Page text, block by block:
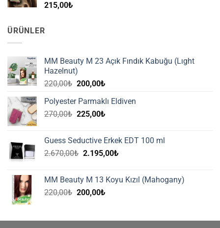
215,00₺
ÜRÜNLER
MM Beauty M 23 Açık Fındık Kabuğu (Lıght
Hazelnut)
220,00₺ Orijinal
220,00₺.
200,00₺Şu
fiyat:
200,00₺.
Polyester Parmaklı Eldiven
270,00₺ Orijinal
225,00₺Şu
225,00₺.
Guess Seductive Erkek EDT 100 ml
2.670,00₺ Orijinal
2.195,00₺Şu
2.195,00₺.
MM Beauty M 13 Koyu Kızıl (Mahogany)
220,00₺ Orijinal
200,00₺Şu
200,00₺.